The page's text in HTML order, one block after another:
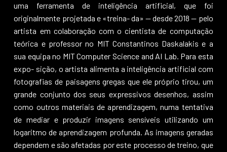
uma ferramenta de inteligência artificial, que foi
originalmente projetada e «treina- da» — desde 2018 — pelo
artista em colaboração com o cientista de computação
teórica e professor no MIT Constantinos Daskalakis e a
sua equipa no MIT Computer Science and AI Lab. Para esta
expo- sição, o artista alimenta a inteligência artificial com
fotografias de paisagens gregas que ele próprio tirou, um
grande conjunto dos seus expressivos desenhos, assim
como outros materiais de aprendizagem, numa tentativa
de mediar e produzir imagens sensíveis utilizando um
logaritmo de aprendizagem profunda. As imagens geradas
dependem e são afetadas por este processo de treino, que